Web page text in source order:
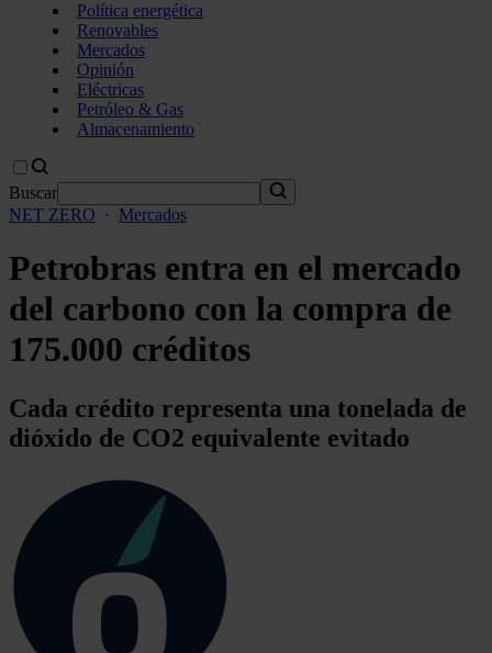
Política energética
Renovables
Mercados
Opinión
Eléctricas
Petróleo & Gas
Almacenamiento
Buscar
NET ZERO
· Mercados
Petrobras entra en el mercado
del carbono con la compra de
175.000 créditos
Cada crédito representa una tonelada de
dióxido de CO2 equivalente evitado